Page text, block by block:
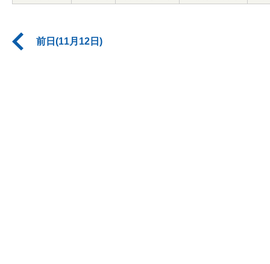
前日(11月12日)